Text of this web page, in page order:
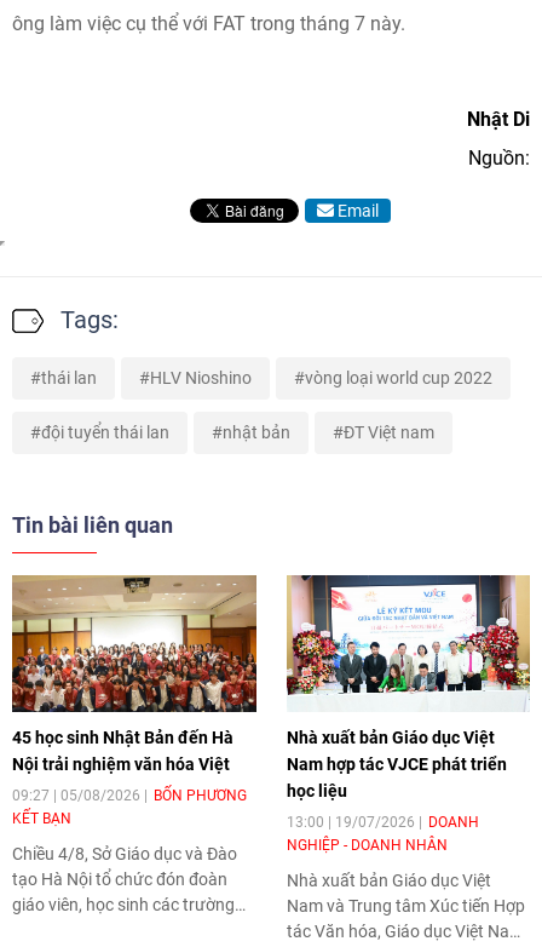
ông làm việc cụ thể với FAT trong tháng 7 này.
Nhật Di
Nguồn:
Email
Tags:
thái lan HLV Nioshino vòng loại world cup 2022
đội tuyển thái lan nhật bản ĐT Việt nam
Tin bài liên quan
45 học sinh Nhật Bản đến Hà
Nội trải nghiệm văn hóa Việt
09:27 | 05/08/2026
BỐN PHƯƠNG
KẾT BẠN
Chiều 4/8, Sở Giáo dục và Đào
tạo Hà Nội tổ chức đón đoàn
giáo viên, học sinh các trường
Nhà xuất bản Giáo dục Việt
Nam hợp tác VJCE phát triển
học liệu
13:00 | 19/07/2026
DOANH
NGHIỆP - DOANH NHÂN
Nhà xuất bản Giáo dục Việt
Nam và Trung tâm Xúc tiến Hợp
tác Văn hóa, Giáo dục Việt Nam